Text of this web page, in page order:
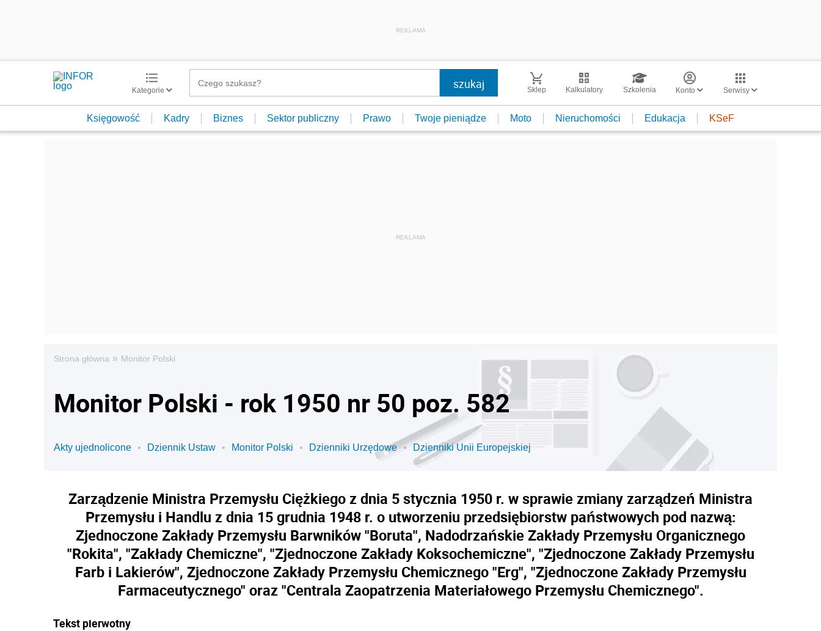
REKLAMA
Kategorie Sklep Kalkulatory Szkolenia Konto Serwisy
Księgowość Kadry Biznes Sektor publiczny Prawo Twoje pieniądze Moto Nieruchomości Edukacja KSeF
Strona główna » Monitor Polski
Monitor Polski - rok 1950 nr 50 poz. 582
Akty ujednolicone Dziennik Ustaw Monitor Polski Dzienniki Urzędowe Dzienniki Unii Europejskiej
Zarządzenie Ministra Przemysłu Ciężkiego z dnia 5 stycznia 1950 r. w sprawie zmiany zarządzeń Ministra
Przemysłu i Handlu z dnia 15 grudnia 1948 r. o utworzeniu przedsiębiorstw państwowych pod nazwą:
Zjednoczone Zakłady Przemysłu Barwników "Boruta", Nadodrzańskie Zakłady Przemysłu Organicznego
"Rokita", "Zakłady Chemiczne", "Zjednoczone Zakłady Koksochemiczne", "Zjednoczone Zakłady Przemysłu
Farb i Lakierów", Zjednoczone Zakłady Przemysłu Chemicznego "Erg", "Zjednoczone Zakłady Przemysłu
Farmaceutycznego" oraz "Centrala Zaopatrzenia Materiałowego Przemysłu Chemicznego".
Tekst pierwotny